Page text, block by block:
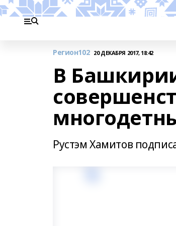
Регион102 20 ДЕКАБРЯ 2017, 18:42
В
Рустэм Хамитов